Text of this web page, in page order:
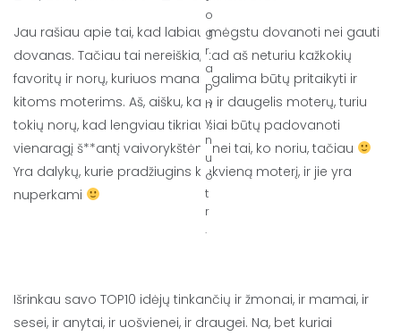
Jau rašiau apie tai, kad labiau mėgstu dovanoti nei gauti
dovanas. Tačiau tai nereiškia, kad aš neturiu kažkokių
favoritų ir norų, kuriuos manau galima būtų pritaikyti ir
kitoms moterims. Aš, aišku, kaip ir daugelis moterų, turiu
tokių norų, kad lengviau tikriausiai būtų padovanoti
vienaragį š**antį vaivorykštėm nei tai, ko noriu, tačiau
Yra dalykų, kurie pradžiugins kiekvieną moterį, ir jie yra
nuperkami
o
g
r
a
p
h
y
n
u
o
t
r
.
Išrinkau savo TOP10 idėjų tinkančių ir žmonai, ir mamai, ir
sesei, ir anytai, ir uošvienei, ir draugei. Na, bet kuriai